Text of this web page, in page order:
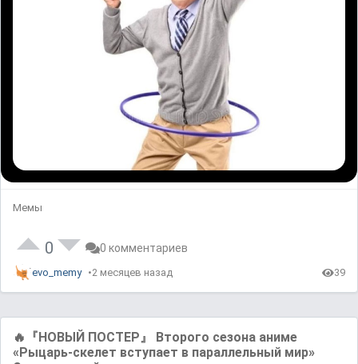
Мемы
0 0 комментариев
evo_memy 2 месяцев назад 39
🔥『НОВЫЙ ПОСТЕР』 Второго сезона аниме
«Рыцарь-скелет вступает в параллельный мир»